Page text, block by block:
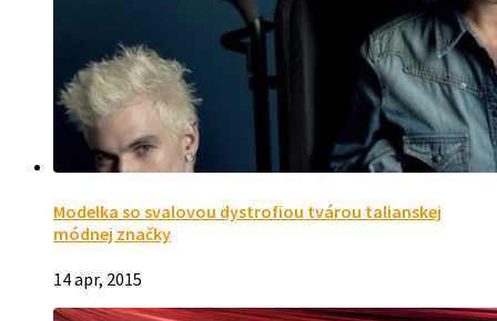
Modelka so svalovou dystrofiou tvárou talianskej
módnej značky
14 apr, 2015